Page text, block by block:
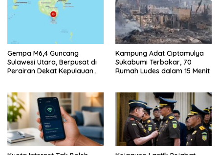
Gempa M6,4 Guncang
Sulawesi Utara, Berpusat di
Perairan Dekat Kepulauan
Kampung Adat Ciptamulya
Sukabumi Terbakar, 70
Rumah Ludes dalam 15 Menit